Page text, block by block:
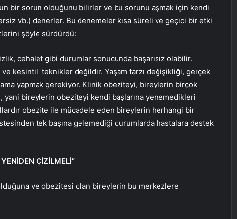
bir sorun olduğunu bilirler ve bu sorunu aşmak için kendi
vb.) denerler. Bu denemeler kısa süreli ve geçici bir etki
şöyle sürdürdü:
cehalet gibi durumlar sonucunda başarısız olabilir.
kesintili teknikler değildir. Yaşam tarzı değişikliği, gerçek
yapmak gerekiyor. Klinik obeziteyi, bireylerin birçok
yani bireylerin obeziteyi kendi başlarına yenemedikleri
obezite ile mücadele eden bireylerin herhangi bir
tek başına gelemediği durumlarda hastalara destek
ÇİZİLMELİ”
ve obezitesi olan bireylerin bu merkezlere